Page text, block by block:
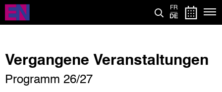
Direkt
zum
Inhalt
FR
DE
Vergangene Veranstaltungen
Programm 26/27